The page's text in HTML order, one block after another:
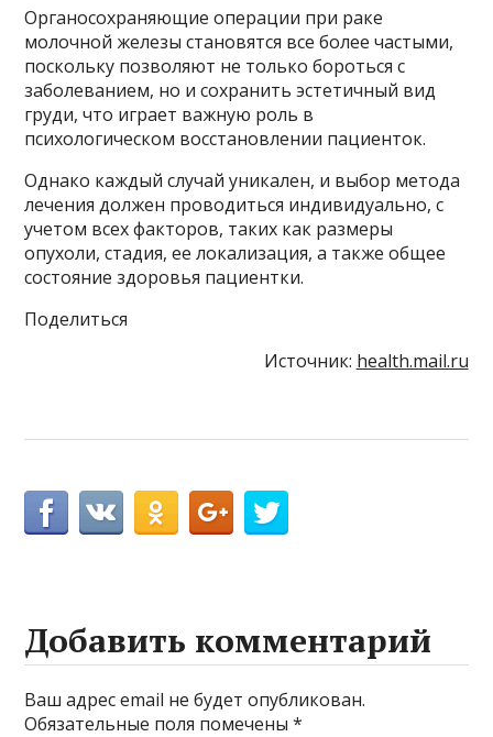
Органосохраняющие операции при раке
молочной железы становятся все более частыми,
поскольку позволяют не только бороться с
заболеванием, но и сохранить эстетичный вид
груди, что играет важную роль в
психологическом восстановлении пациенток.
Однако каждый случай уникален, и выбор метода
лечения должен проводиться индивидуально, с
учетом всех факторов, таких как размеры
опухоли, стадия, ее локализация, а также общее
состояние здоровья пациентки.
Поделиться
Источник: health.mail.ru
Добавить комментарий
Ваш адрес email не будет опубликован.
Обязательные поля помечены*